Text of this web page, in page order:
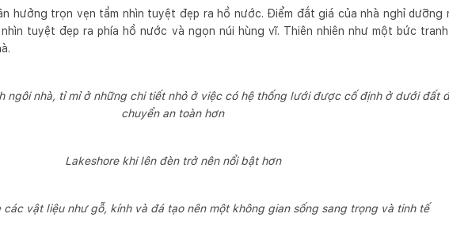
hưởng trọn vẹn tầm nhìn tuyệt đẹp ra hồ nước. Điểm đắt giá của nhà nghỉ dưỡng
tuyệt đẹp ra phía hồ nước và ngọn núi hùng vĩ. Thiên nhiên như một bức
ngôi nhà, tỉ mỉ ở những chi tiết nhỏ ở việc có hệ thống lưới được cố định ở dưới đất
chuyển an toàn hơn
Lakeshore khi lên đèn trở nên nổi bật hơn
vật liệu như gỗ, kính và đá tạo nên một không gian sống sang trọng và tinh tế